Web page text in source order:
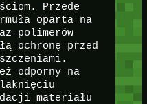
Przede
oparta na
polimerów
ochronę przed
odporny na
materiału